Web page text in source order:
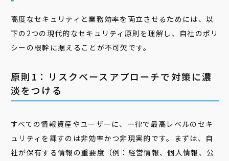
高度なセキュリティと業務効率を両立させるためには、以
下の2つの現代的なセキュリティ原則を理解し、自社のポリ
シーの根幹に据えることが不可欠です。
原則1：リスクベースアプローチで対策に濃
淡をつける
すべての情報資産やユーザーに、一律で最高レベルのセキ
ュリティを課すのは非効率かつ非現実的です。まずは、自
社が保有する情報の重要度（例：経営情報、個人情報、公